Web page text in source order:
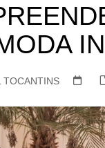
TOCANTINS